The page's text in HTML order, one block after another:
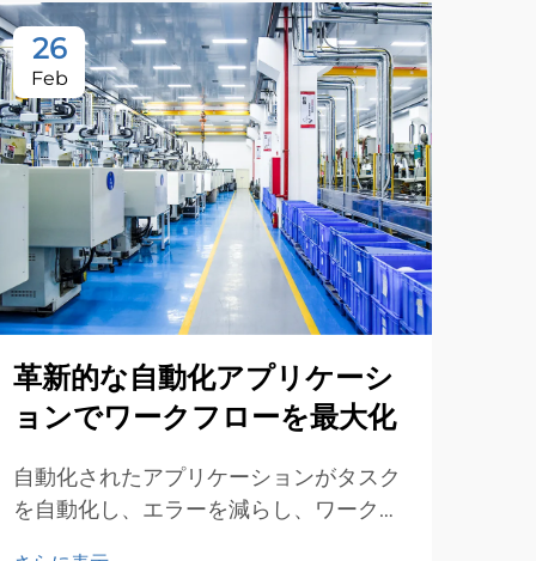
26
Feb
革新的な自動化アプリケーシ
ョンでワークフローを最大化
自動化されたアプリケーションがタスク
を自動化し、エラーを減らし、ワークフ